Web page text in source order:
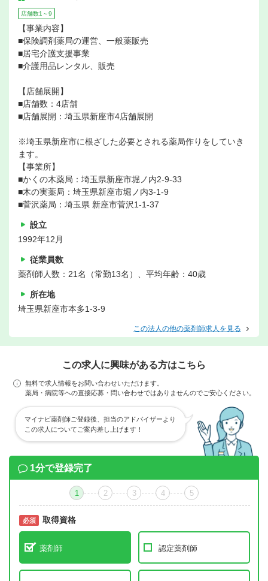
店舗数1～9
【事業内容】
■保険調剤薬局の運営、一般薬販売
■居宅介護支援事業
■介護用品レンタル、販売
【店舗展開】
■店舗数：4店舗
■店舗展開：埼玉県新座市4店舗展開
※埼玉県新座市に根ざした必要とされる薬局作りをしていき
ます。
【事業所】
■かくの木薬局：埼玉県新座市堀ノ内2-9-33
■木の実薬局：埼玉県新座市堀ノ内3-1-9
■菅沢薬局：埼玉県 新座市菅沢1-1-37
設立
1992年12月
従業員数
薬剤師人数：21名（常勤13名）、平均年齢：40歳
所在地
埼玉県新座市本多1-3-9
この法人の他の薬剤師求人を見る
この求人に興味がある方はこちら
無料で求人情報をお問い合わせいただけます。
薬局・病院等への直接応募・問い合わせではありませんのでご安心ください。
マイナビ薬剤師ご登録後、担当のアドバイザーより
この求人についてご案内差し上げます！
1分で登録完了
1 2 3 4 5
必須 取得資格
薬剤師 認定薬剤師